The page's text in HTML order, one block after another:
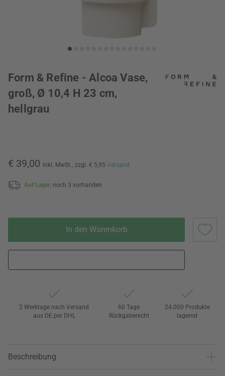
Form & Refine - Alcoa Vase,
groß, Ø 10,4 H 23 cm,
hellgrau
€ 39,00 inkl. MwSt., zzgl. € 5,95 Versand
Auf Lager, noch 3 vorhanden
In den Warenkorb
2 Werktage nach Versand
aus DE per DHL
60 Tage
Rückgaberecht
24.000 Produkte
lagernd
Beschreibung